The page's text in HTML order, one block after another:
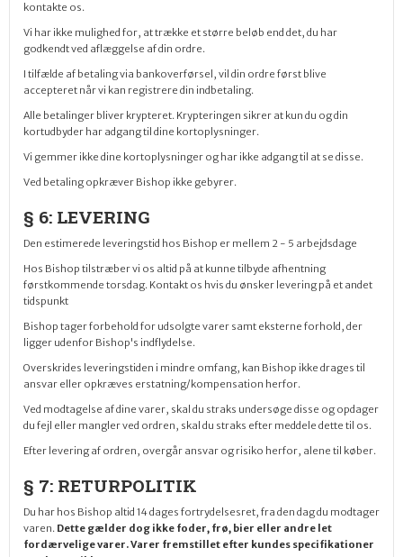
kontakte os.
Vi har ikke mulighed for, at trække et større beløb end det, du har
godkendt ved aflæggelse af din ordre.
I tilfælde af betaling via bankoverførsel, vil din ordre først blive
accepteret når vi kan registrere din indbetaling.
Alle betalinger bliver krypteret. Krypteringen sikrer at kun du og din
kortudbyder har adgang til dine kortoplysninger.
Vi gemmer ikke dine kortoplysninger og har ikke adgang til at se disse.
Ved betaling opkræver Bishop ikke gebyrer.
§ 6: LEVERING
Den estimerede leveringstid hos Bishop er mellem 2 - 5 arbejdsdage
Hos Bishop tilstræber vi os altid på at kunne tilbyde afhentning
førstkommende torsdag. Kontakt os hvis du ønsker levering på et andet
tidspunkt
Bishop tager forbehold for udsolgte varer samt eksterne forhold, der
ligger udenfor Bishop's indflydelse.
Overskrides leveringstiden i mindre omfang, kan Bishop ikke drages til
ansvar eller opkræves erstatning/kompensation herfor.
Ved modtagelse af dine varer, skal du straks undersøge d isse og opdager
du fejl eller mangler ved ordren, skal du straks efter meddele dette til os.
Efter levering af ordren, overgår ansvar og risiko herfor, alene til køber.
§ 7: RETURPOLITIK
Du har hos Bishop altid 14dages fortrydelsesret, fra den dag du modtager
varen. Dette gælder dog ikke foder, frø, bier eller andre let
fordærvelige varer. Varer fremstillet efter kundes specifikationer